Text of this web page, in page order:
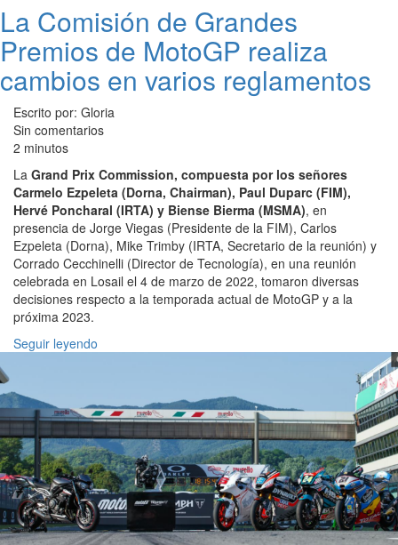
La Comisión de Grandes
Premios de MotoGP realiza
cambios en varios reglamentos
Escrito por: Gloria
Sin comentarios
2 minutos
La Grand Prix Commission, compuesta por los señores
Carmelo Ezpeleta (Dorna, Chairman), Paul Duparc (FIM),
Hervé Poncharal (IRTA) y Biense Bierma (MSMA), en
presencia de Jorge Viegas (Presidente de la FIM), Carlos
Ezpeleta (Dorna), Mike Trimby (IRTA, Secretario de la reunión) y
Corrado Cecchinelli (Director de Tecnología), en una reunión
celebrada en Losail el 4 de marzo de 2022, tomaron diversas
decisiones respecto a la temporada actual de MotoGP y a la
próxima 2023.
Seguir leyendo